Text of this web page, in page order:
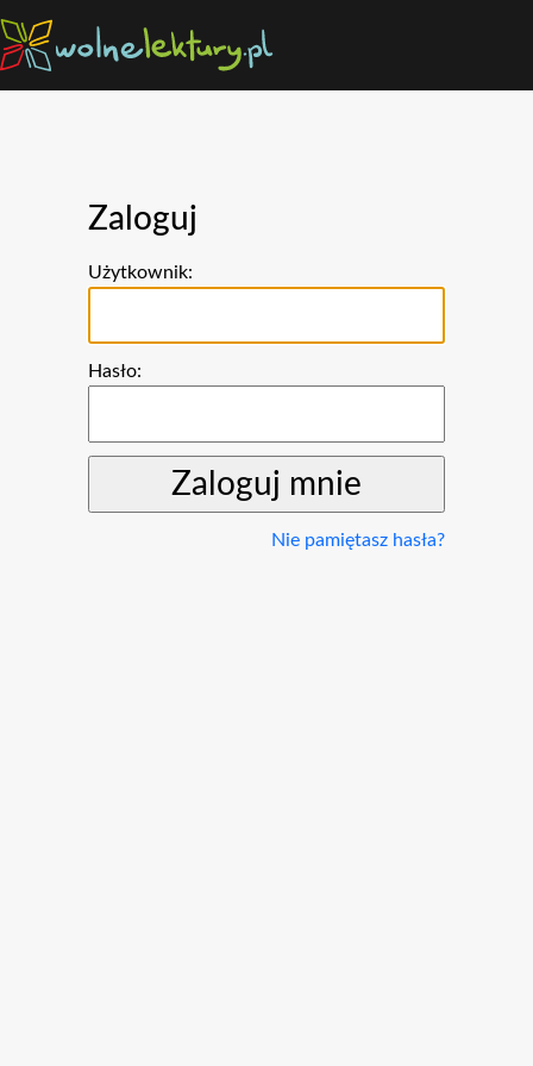
Zaloguj
Użytkownik:
Hasło:
Nie pamiętasz hasła?